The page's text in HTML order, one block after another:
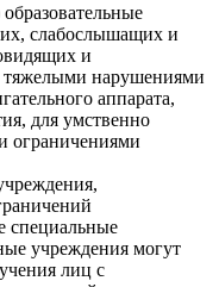
слабослышащих и
и
тяжелыми нарушениями
аппарата,
для умственно
ограничениями
специальные
учреждения могут
лиц с